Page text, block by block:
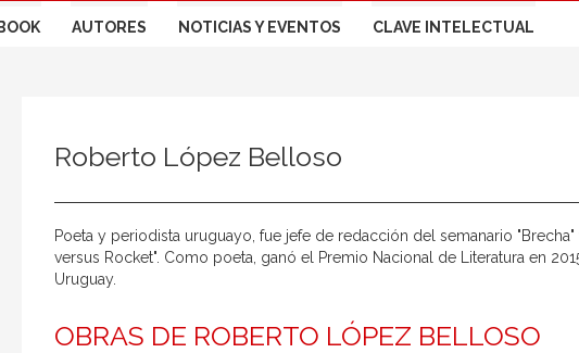
AUTORES NOTICIAS Y EVENTOS CLAVE INTELECTUAL
Roberto López Belloso
Poeta y periodista uruguayo, fue jefe de redacción del semanario
versus Rocket". Como poeta, ganó el Premio Nacional de Literatura en
Uruguay.
OBRAS DE ROBERTO LÓPEZ BELLOSO